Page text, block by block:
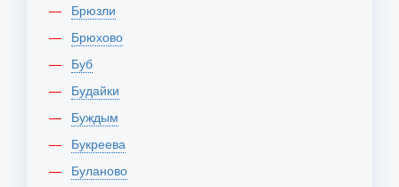
Брюзли
Брюхово
Буб
Будайки
Буждым
Букреева
Буланово